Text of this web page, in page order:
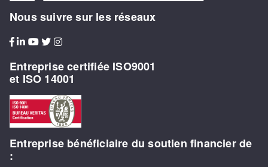
Nous suivre sur les réseaux
Entreprise certifiée ISO9001
et ISO 14001
Entreprise bénéficiaire du soutien financier de
: